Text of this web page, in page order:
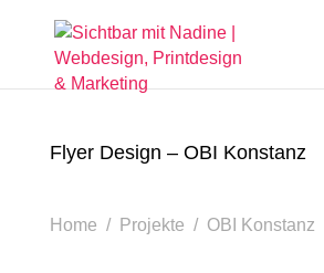
Flyer Design – OBI Konstanz
Home / Projekte / OBI Konstanz